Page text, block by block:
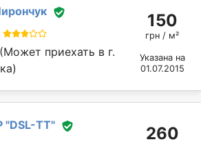
(Может приехать в г.
150
грн / м²
Указана на
01.07.2015
TT"
260